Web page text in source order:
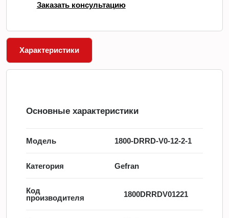
Заказать консультацию
Характеристики
Основные характеристики
Модель 1800-DRRD-V0-12-2-1
Категория Gefran
Код
производителя
1800DRRDV01221